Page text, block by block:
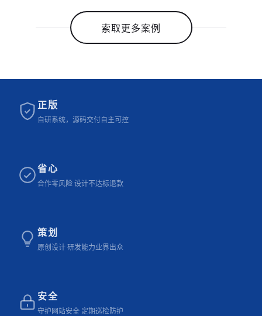
索取更多案例
正版
自研系统，源码交付自主可控
省心
合作零风险 设计不达标退款
策划
原创设计 研发能力业界出众
安全
守护网站安全 定期巡检防护